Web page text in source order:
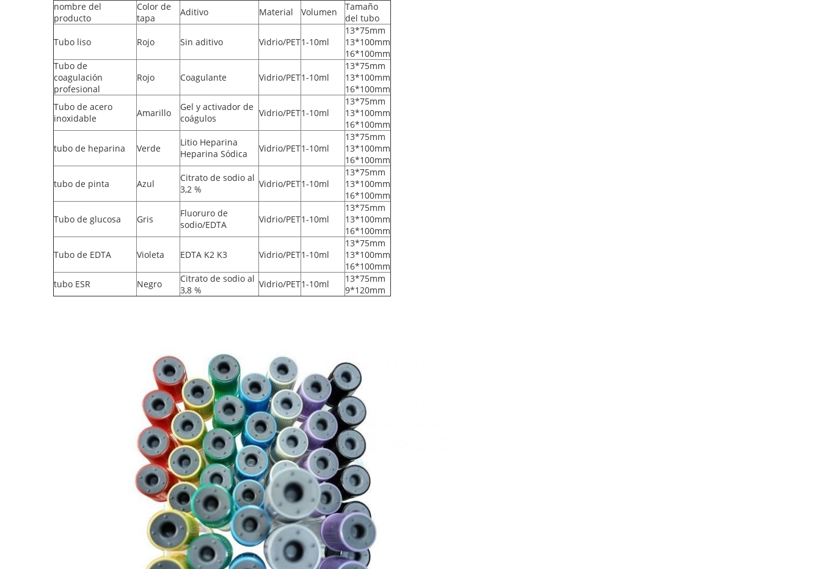
nombre del
producto
Color de
tapa
Aditivo Material Volumen
Tamaño
del tubo
Tubo liso Rojo Sin aditivo Vidrio/PET1-10ml
13*75mm
13*100mm
16*100mm
Tubo de
coagulación
profesional
Rojo Coagulante Vidrio/PET1-10ml
13*75mm
13*100mm
16*100mm
Tubo de acero
inoxidable
Amarillo
Gel y activador de
coágulos
Vidrio/PET1-10ml
13*75mm
13*100mm
16*100mm
tubo de heparina Verde
Litio Heparina
Heparina Sódica
Vidrio/PET1-10ml
13*75mm
13*100mm
16*100mm
tubo de pinta Azul
Citrato de sodio al
3,2 %
Vidrio/PET1-10ml
13*75mm
13*100mm
16*100mm
Tubo de glucosa Gris
Fluoruro de
sodio/EDTA
Vidrio/PET1-10ml
13*75mm
13*100mm
16*100mm
Tubo de EDTA Violeta EDTA K2 K3 Vidrio/PET1-10ml
13*75mm
13*100mm
16*100mm
tubo ESR
Negro
Citrato de sodio al
3,8 %
Vidrio/PET1-10ml
13*75mm
9*120mm